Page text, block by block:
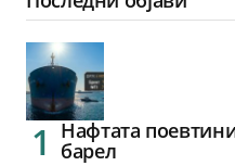
Нафтата
барел